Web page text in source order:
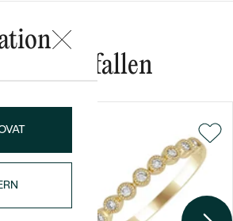
Ihnen gefallen